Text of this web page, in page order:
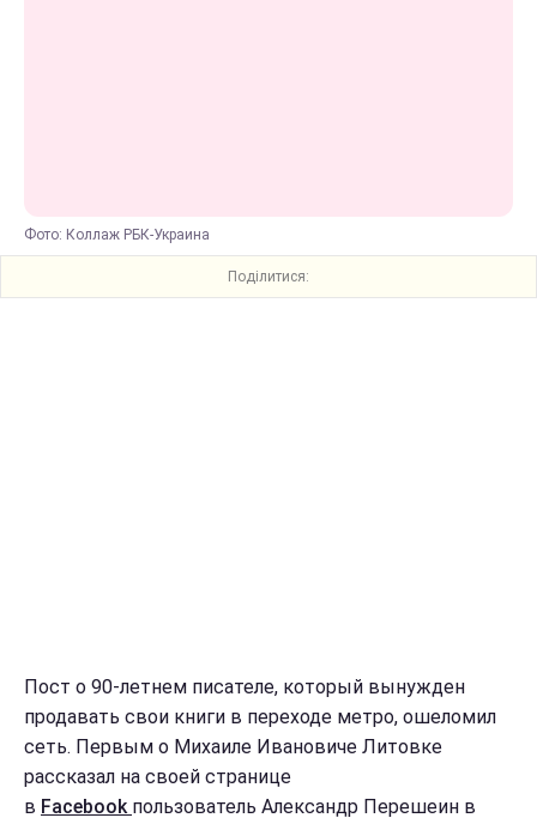
Фото: Коллаж РБК-Украина
Поділитися:
Пост о 90-летнем писателе, который вынужден
продавать свои книги в переходе метро, ошеломил
сеть. Первым о Михаиле Ивановиче Литовке
рассказал на своей странице
в Facebook пользователь Александр Перешеин в